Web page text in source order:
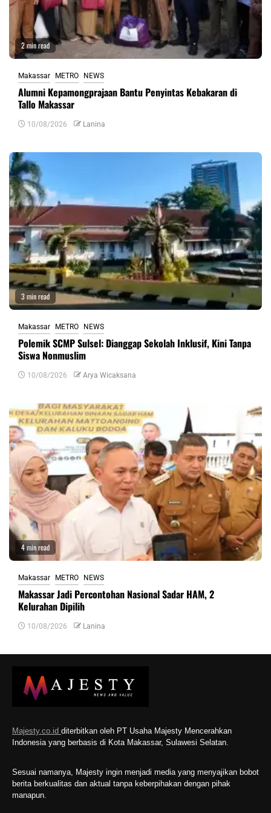
2 min read
Makassar METRO NEWS
Alumni Kepamongprajaan Bantu Penyintas Kebakaran di
Tallo Makassar
10/08/2026 Lanina
3 min read
Makassar METRO NEWS
Polemik SCMP Sulsel: Dianggap Sekolah Inklusif, Kini Tanpa
Siswa Nonmuslim
10/08/2026 Arya Wicaksana
4 min read
Makassar METRO NEWS
Makassar Jadi Percontohan Nasional Sadar HAM, 2
Kelurahan Dipilih
10/08/2026 Lanina
Majesty.co.id diterbitkan oleh PT Usaha Majesty Mencerahkan
Indonesia yang berbasis di Kota Makassar, Sulawesi Selatan.
Sesuai namanya, Majesty ingin menjadi media yang menyajikan bobot
berita berkualitas dan aktual tanpa keberpihakan dengan pihak
manapun.